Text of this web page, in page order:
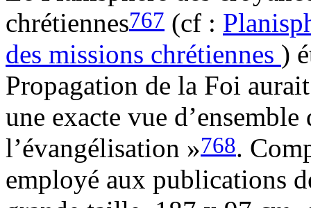
chrétiennes767 (cf :
des missions chrétiennes )
Propagation de la Foi
une exacte vue
l’évangélisation »768.
employé aux publications